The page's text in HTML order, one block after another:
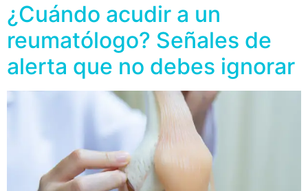
¿Cuándo acudir a un
reumatólogo? Señales de
alerta que no debes ignorar